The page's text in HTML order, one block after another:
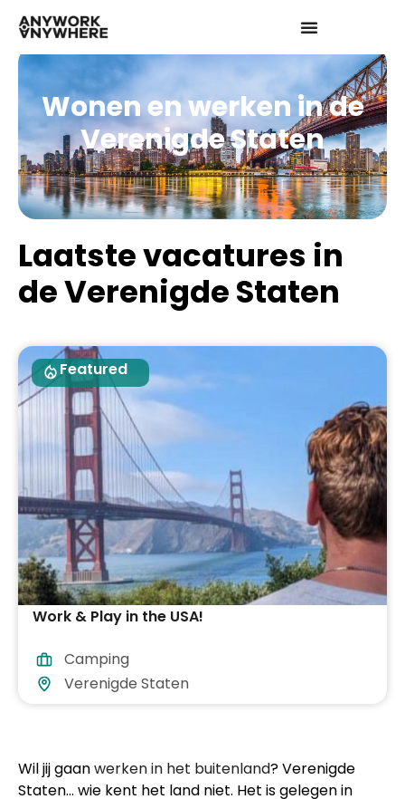
Wonen en werken in de
Verenigde Staten
Laatste vacatures in
de Verenigde Staten
Featured
Work & Play in the USA!
Camping
Verenigde Staten
Wil jij gaanwerken in het buitenland? Verenigde
Staten… wie kent het land niet. Het is gelegen in